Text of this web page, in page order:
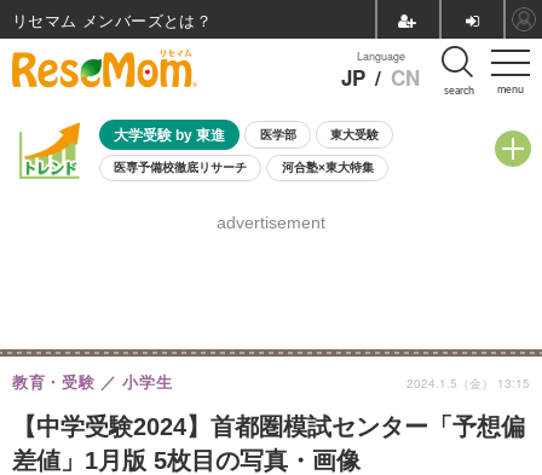
menu
Language
JP / CN search
大学受験 by 東進 医学部 東大受験
医専予備校徹底リサーチ 河合塾×東大特集
8月開催学校説明会・相談会
advertisement
【中学受験2024】首都圏模試センター「予想偏
差値」1月版 5枚目の写真・画像
教育・受験 小学生 2024.1.5（金） 13:15
リセマム メンバーズ